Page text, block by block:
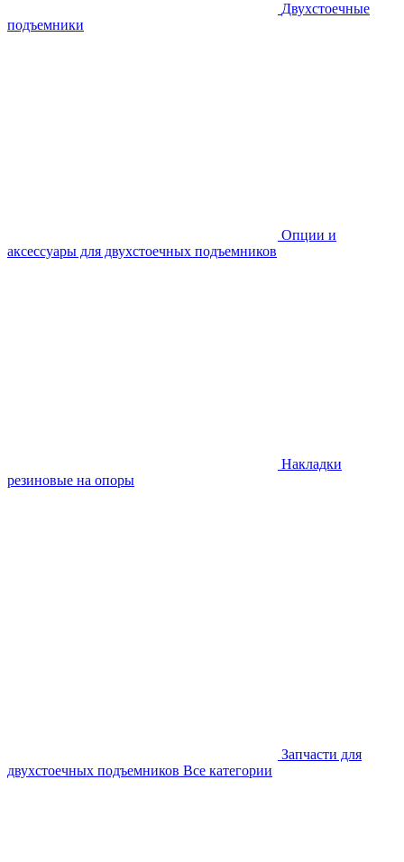
Двухстоечные
подъемники
Опции и
аксессуары для двухстоечных подъемников
Накладки
резиновые на опоры
Запчасти для
двухстоечных подъемников Все категории